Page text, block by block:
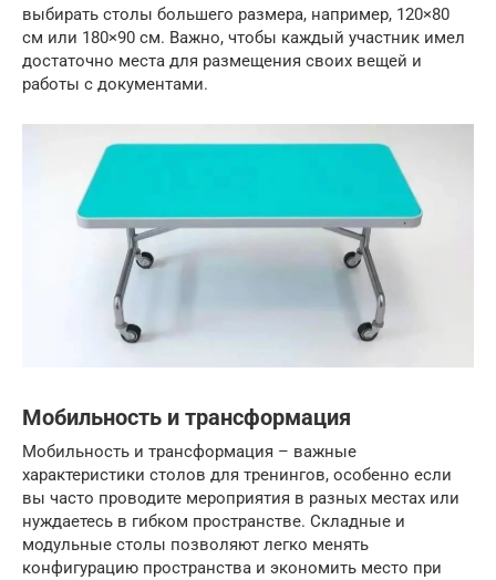
выбирать столы большего размера, например, 120×80
см или 180×90 см. Важно, чтобы каждый участник имел
достаточно места для размещения своих вещей и
работы с документами.
Мобильность и трансформация
Мобильность и трансформация – важные
характеристики столов для тренингов, особенно если
вы часто проводите мероприятия в разных местах или
нуждаетесь в гибком пространстве. Складные и
модульные столы позволяют легко менять
конфигурацию пространства и экономить место при